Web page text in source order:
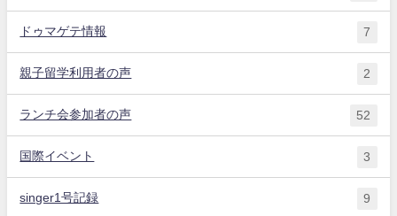
ドゥマゲテ情報 7
親子留学利用者の声 2
ランチ会参加者の声 52
国際イベント 3
singer1号記録 9